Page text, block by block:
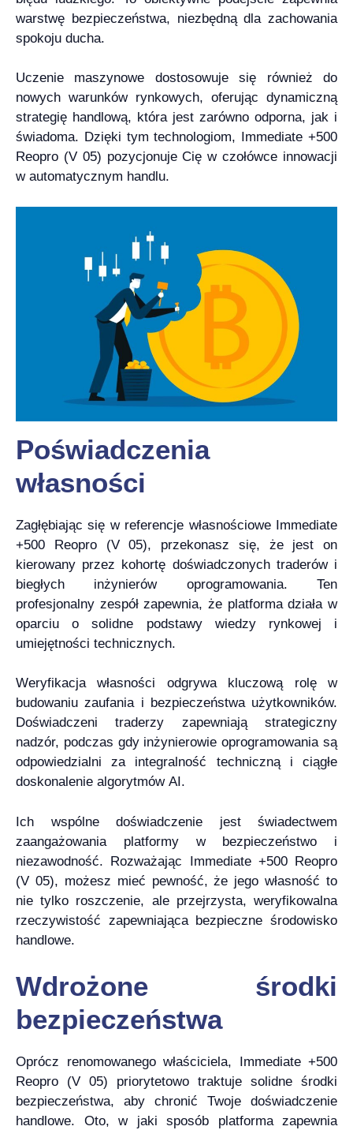
warstwę bezpieczeństwa, niezbędną dla zachowania
spokoju ducha.
Uczenie maszynowe dostosowuje się również do
nowych warunków rynkowych, oferując dynamiczną
strategię handlową, która jest zarówno odporna, jak i
świadoma. Dzięki tym technologiom, Immediate +500
Reopro (V 05) pozycjonuje Cię w czołówce innowacji
w automatycznym handlu.
Poświadczenia
własności
Zagłębiając się w referencje własnościowe Immediate
+500 Reopro (V 05), przekonasz się, że jest on
kierowany przez kohortę doświadczonych traderów i
biegłych inżynierów oprogramowania. Ten
profesjonalny zespół zapewnia, że platforma działa w
oparciu o solidne podstawy wiedzy rynkowej i
umiejętności technicznych.
Weryfikacja własności odgrywa kluczową rolę w
budowaniu zaufania i bezpieczeństwa użytkowników.
Doświadczeni traderzy zapewniają strategiczny
nadzór, podczas gdy inżynierowie oprogramowania są
odpowiedzialni za integralność techniczną i ciągłe
doskonalenie algorytmów AI.
Ich wspólne doświadczenie jest świadectwem
zaangażowania platformy w bezpieczeństwo i
niezawodność. Rozważając Immediate +500 Reopro
(V 05), możesz mieć pewność, że jego własność to
nie tylko roszczenie, ale przejrzysta, weryfikowalna
rzeczywistość zapewniająca bezpieczne środowisko
handlowe.
Wdrożone środki
bezpieczeństwa
Oprócz renomowanego właściciela, Immediate +500
Reopro (V 05) priorytetowo traktuje solidne środki
bezpieczeństwa, aby chronić Twoje doświadczenie
handlowe. Oto, w jaki sposób platforma zapewnia